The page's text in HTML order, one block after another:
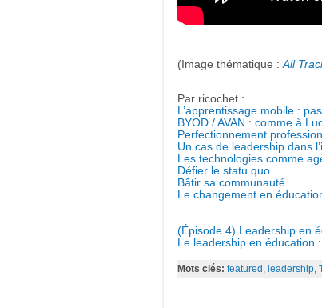
(Image thématique : All
Par ricochet :
L’apprentissage mobile :
BYOD / AVAN : comme à
Perfectionnement
Un cas de leadership dans
Les technologies comme
Défier le statu quo
Bâtir sa communauté
Le changement en
(Épisode 4) Leadership en
Le leadership en éducation
Mots clés: featured leadership